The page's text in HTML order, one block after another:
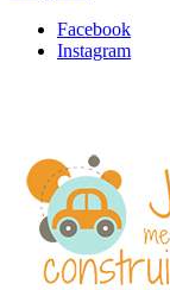
Facebook
Instagram